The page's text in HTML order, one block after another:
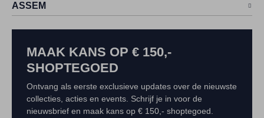
ASSEM
MAAK KANS OP € 150,-
SHOPTEGOED
Ontvang als eerste exclusieve updates over de nieuwste
collecties, acties en events. Schrijf je in voor de
nieuwsbrief en maak kans op € 150,- shoptegoed.